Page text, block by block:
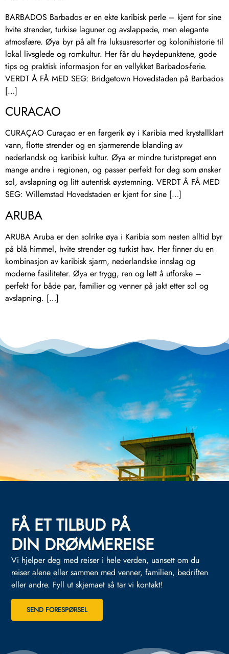
BARBADOS Barbados er en ekte karibisk perle – kjent for sine
hvite strender, turkise laguner og avslappede, men elegante
atmosfære. Øya byr på alt fra luksusresorter og kolonihistorie til
lokal livsglede og romkultur. Her får du høydepunktene, gode
tips og praktisk informasjon for en vellykket Barbados-ferie.
VERDT Å FÅ MED SEG: Bridgetown Hovedstaden på Barbados
[…]
CURACAO
CURAÇAO Curaçao er en fargerik øy i Karibia med krystallklart
vann, flotte strender og en sjarmerende blanding av
nederlandsk og karibisk kultur. Øya er mindre turistpreget enn
mange andre i regionen, og passer perfekt for deg som ønsker
sol, avslapning og litt autentisk øystemning. VERDT Å FÅ MED
SEG: Willemstad Hovedstaden er kjent for sine […]
ARUBA
ARUBA Aruba er den solrike øya i Karibia som nesten alltid byr
på blå himmel, hvite strender og turkist hav. Her finner du en
kombinasjon av karibisk sjarm, nederlandske innslag og
moderne fasiliteter. Øya er trygg, ren og lett å utforske –
perfekt for både par, familier og venner på jakt etter sol og
avslapning. […]
FÅ ET TILBUD PÅ
DIN DRØMMEREISE
Vi hjelper deg med reiser i hele verden, uansett om du
reiser alene eller sammen med venner, familien, bedriften
eller andre. Fyll ut skjemaet så tar vi kontakt!
SEND FORESPØRSEL